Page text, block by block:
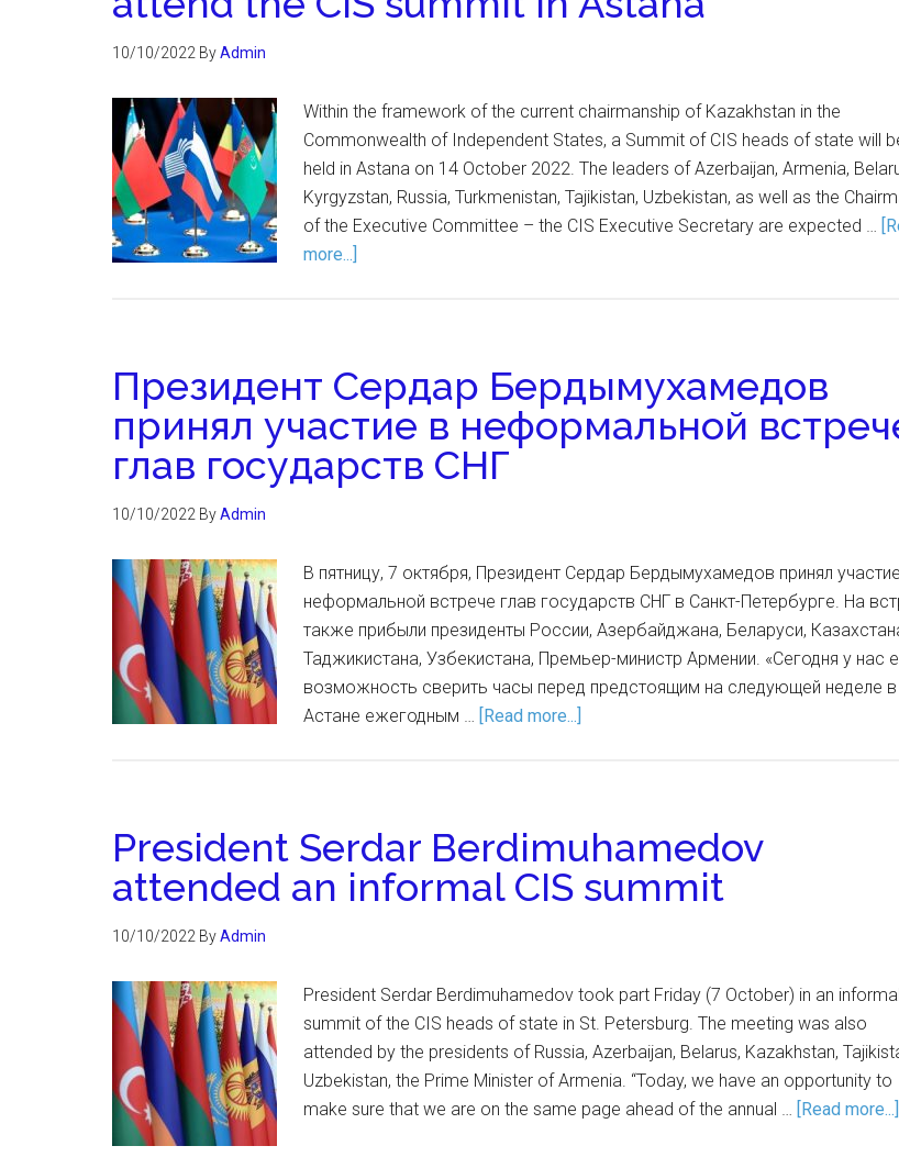
10/10/2022 ByAdmin
Within the framework of the current chairmanship of Kazakhstan in the
Commonwealth of Independent States, a Summit of CIS heads of state will
held in Astana on 14 October 2022. The leaders of Azerbaijan, Armenia,
Kyrgyzstan, Russia, Turkmenistan, Tajikistan, Uzbekistan, as well as the
of the Executive Committee – the CIS Executive Secretary are expected …
more...]
Президент Сердар Бердымухамедов
принял участие в неформальной
глав государств СНГ
10/10/2022 ByAdmin
В пятницу, 7 октября, Президент Сердар Бердымухамедов принял
неформальной встрече глав государств СНГ в Санкт-Петербурге. На
также прибыли президенты России, Азербайджана, Беларуси,
Таджикистана, Узбекистана, Премьер-министр Армении. «Сегодня у нас
возможность сверить часы перед предстоящим на следующей неделе в
Астане ежегодным … [Read more...]
President Serdar Berdimuhamedov
attended an informal CIS summit
10/10/2022 ByAdmin
President Serdar Berdimuhamedov took part Friday (7 October) in an informal
summit of the CIS heads of state in St. Petersburg. The meeting was also
attended by the presidents of Russia, Azerbaijan, Belarus, Kazakhstan,
Uzbekistan, the Prime Minister of Armenia. “Today, we have an opportunity to
make sure that we are on the same page ahead of the annual … [Read more...]